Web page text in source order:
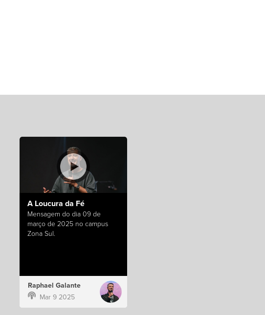
A Loucura da Fé
Mensagem do dia 09 de
março de 2025 no campus
Zona Sul.
Raphael Galante
Mar 9 2025